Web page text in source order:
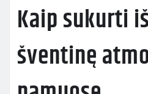
Kaip sukurti
šventinę